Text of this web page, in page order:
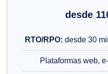
desde
RTO/RPO: desde 30
Plataformas web,